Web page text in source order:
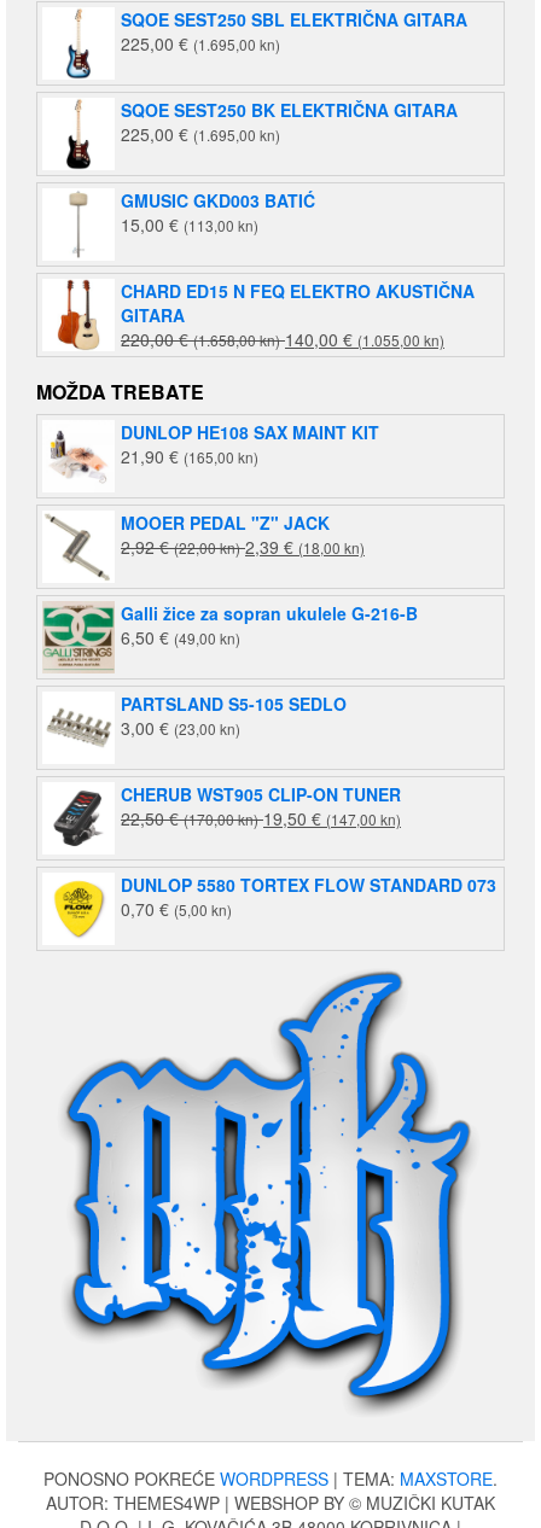
SQOE SEST250 SBL ELEKTRIČNA GITARA
225,00 € (1.695,00 kn)
SQOE SEST250 BK ELEKTRIČNA GITARA
225,00 € (1.695,00 kn)
GMUSIC GKD003 BATIĆ
15,00 € (113,00 kn)
CHARD ED15 N FEQ ELEKTRO AKUSTIČNA
GITARA
220,00€ (1.658,00 kn)Izvorna
cijena
je:
220,00 €
140,00 € (1.055,00 kn)
cijena
140,00 €
MOŽDA TREBATE
DUNLOP HE108 SAX MAINT KIT
21,90 € (165,00 kn)
MOOER PEDAL "Z" JACK
2,92€ (22,00 kn)Izvorna
bila
je:
kn).
2,39 € (18,00 kn)
je:
2,39 €
Galli žice za sopran ukulele G-216-B
6,50 € (49,00 kn)
PARTSLAND S5-105 SEDLO
3,00 € (23,00 kn)
CHERUB WST905 CLIP-ON TUNER
22,50€ (170,00 kn)Izvorna
bila
je:
19,50 € (147,00 kn)
je:
19,50 €
DUNLOP 5580 TORTEX FLOW STANDARD 073
0,70 € (5,00 kn)
PONOSNO POKREĆE WORDPRESS | TEMA: MAXSTORE.
AUTOR: THEMES4WP | WEBSHOP BY © MUZIČKI KUTAK